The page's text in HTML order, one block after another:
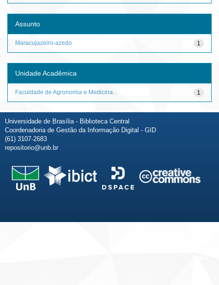
Assunto
1
Maracujazeiro-azedo
Unidade Acadêmica
1
Faculdade de Agronomia e Medicina...
Universidade de Brasília - Biblioteca Central
Coordenadoria de Gestão da Informação Digital - GID
(61) 3107-2683
repositorio@unb.br